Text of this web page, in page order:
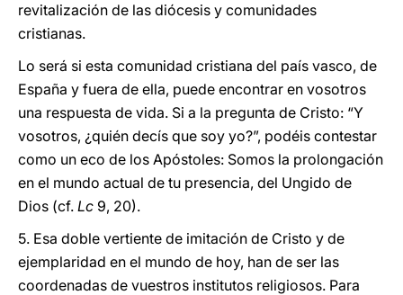
revitalización de las diócesis y comunidades
cristianas.
Lo será si esta comunidad cristiana del país vasco, de
España y fuera de ella, puede encontrar en vosotros
una respuesta de vida. Si a la pregunta de Cristo: “Y
vosotros, ¿quién decís que soy yo?”, podéis contestar
como un eco de los Apóstoles: Somos la prolongación
en el mundo actual de tu presencia, del Ungido de
Dios (cf. Lc 9, 20).
5. Esa doble vertiente de imitación de Cristo y de
ejemplaridad en el mundo de hoy, han de ser las
coordenadas de vuestros institutos religiosos. Para